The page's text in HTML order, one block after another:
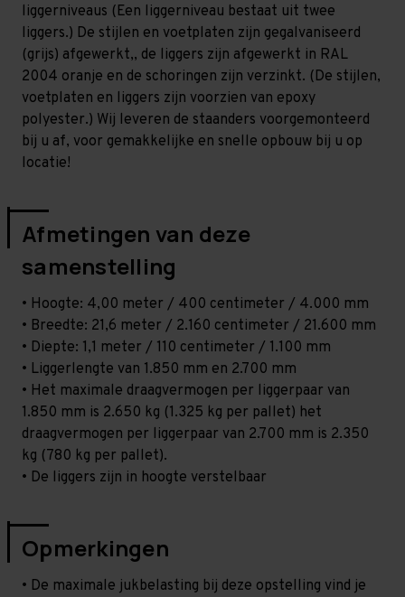
liggerniveaus (Een liggerniveau bestaat uit twee
liggers.) De stijlen en voetplaten zijn gegalvaniseerd
(grijs) afgewerkt,, de liggers zijn afgewerkt in RAL
2004 oranje en de schoringen zijn verzinkt. (De stijlen,
voetplaten en liggers zijn voorzien van epoxy
polyester.) Wij leveren de staanders voorgemonteerd
bij u af, voor gemakkelijke en snelle opbouw bij u op
locatie!
Afmetingen van deze
samenstelling
• Hoogte: 4,00 meter / 400 centimeter / 4.000 mm
• Breedte: 21,6 meter / 2.160 centimeter / 21.600 mm
• Diepte: 1,1 meter / 110 centimeter / 1.100 mm
• Liggerlengte van 1.850 mm en 2.700 mm
• Het maximale draagvermogen per liggerpaar van
1.850 mm is 2.650 kg (1.325 kg per pallet) het
draagvermogen per liggerpaar van 2.700 mm is 2.350
kg (780 kg per pallet).
• De liggers zijn in hoogte verstelbaar
Opmerkingen
• De maximale jukbelasting bij deze opstelling vind je